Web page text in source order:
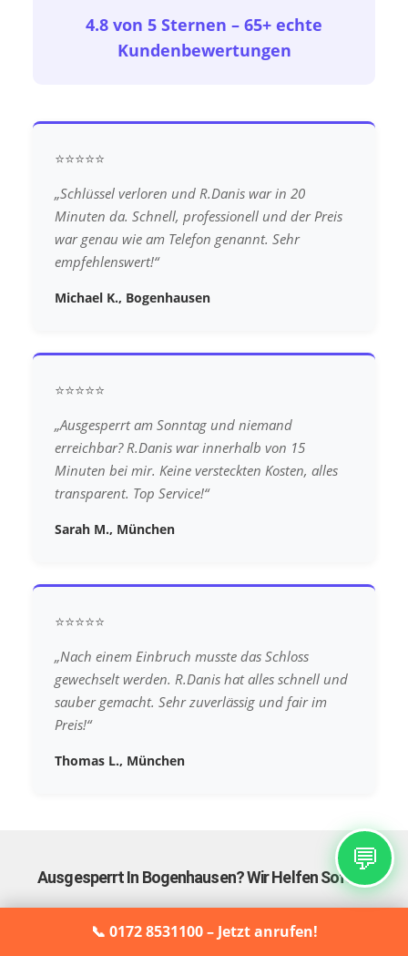
4.8 von 5 Sternen – 65+ echte
Kundenbewertungen
⭐⭐⭐⭐⭐
„Schlüssel verloren und R.Danis war in 20
Minuten da. Schnell, professionell und der Preis
war genau wie am Telefon genannt. Sehr
empfehlenswert!“
Michael K., Bogenhausen
⭐⭐⭐⭐⭐
„Ausgesperrt am Sonntag und niemand
erreichbar? R.Danis war innerhalb von 15
Minuten bei mir. Keine versteckten Kosten, alles
transparent. Top Service!“
Sarah M., München
⭐⭐⭐⭐⭐
„Nach einem Einbruch musste das Schloss
gewechselt werden. R.Danis hat alles schnell und
sauber gemacht. Sehr zuverlässig und fair im
Preis!“
Thomas L., München
Ausgesperrt In Bogenhausen? Wir Helfen Sofort!
dir. 24/7 erreichbar, transparente Preise, kein
📞 0172 8531100 – Jetzt anrufen!
💬